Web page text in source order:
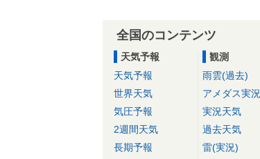
全国のコンテンツ
天気予報
天気予報
世界天気
気圧予報
2週間天気
長期予報
観測
雨雲(過去)
アメダス実況
実況天気
過去天気
雷(実況)